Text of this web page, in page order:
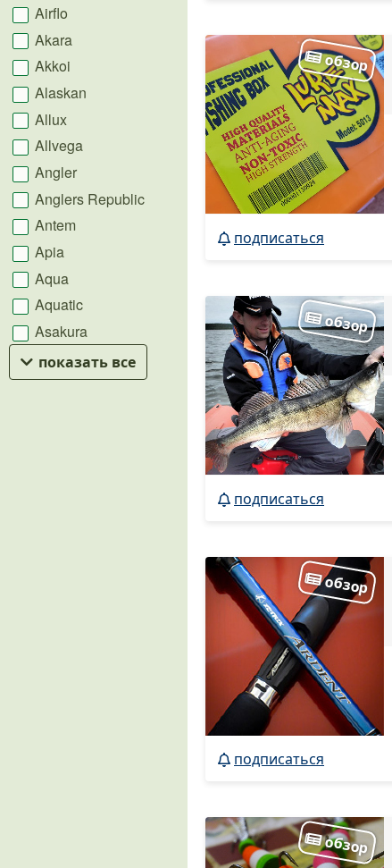
подписаться
подписаться
подписаться
Airflo
Akara
Akkoi
Alaskan
Allux
Allvega
Angler
Anglers Republic
Antem
Apia
Aqua
Aquatic
Asakura
показать все